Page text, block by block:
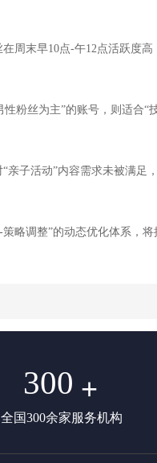
末早10点-午12点活跃度
粉丝为主”的账号，则适合“
子活动”内容需求未被满
略调整”的动态优化体系，
300
全国300余家服务机构
+